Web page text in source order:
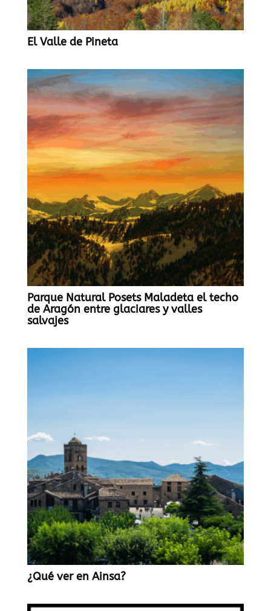
El Valle de Pineta
Parque Natural Posets Maladeta el techo
de Aragón entre glaciares y valles
salvajes
¿Qué ver en Ainsa?